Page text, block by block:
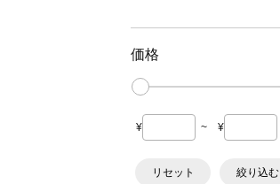
価格
¥ ~ ¥
リセット 絞り込む